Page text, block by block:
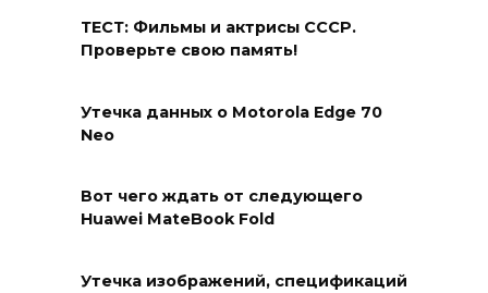
ТЕСТ: Фильмы и актрисы СССР.
Проверьте свою память!
Утечка данных о Motorola Edge 70
Neo
Вот чего ждать от следующего
Huawei MateBook Fold
Утечка изображений, спецификаций